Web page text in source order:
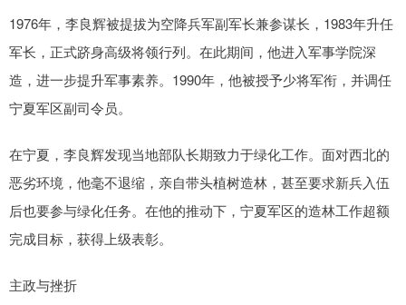
1976年，李良辉被提拔为空降兵军副军长兼参谋长，1983年升任
军长，正式跻身高级将领行列。在此期间，他进入军事学院深
造，进一步提升军事素养。1990年，他被授予少将军衔，并调任
宁夏军区副司令员。
在宁夏，李良辉发现当地部队长期致力于绿化工作。面对西北的
恶劣环境，他毫不退缩，亲自带头植树造林，甚至要求新兵入伍
后也要参与绿化任务。在他的推动下，宁夏军区的造林工作超额
完成目标，获得上级表彰。
主政与挫折